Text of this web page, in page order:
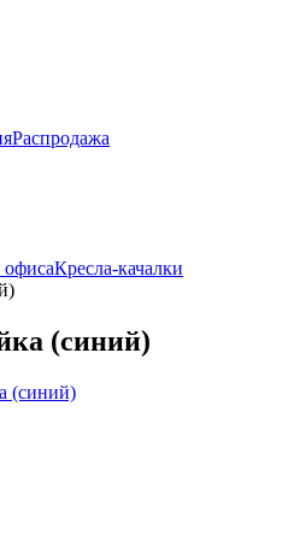
Распродажа
офисаКресла-качалки
(синий)